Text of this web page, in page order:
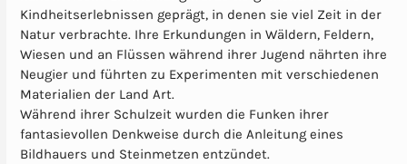
Kindheitserlebnissen geprägt, in denen sie viel Zeit in der
Natur verbrachte. Ihre Erkundungen in Wäldern, Feldern,
Wiesen und an Flüssen während ihrer Jugend nährten ihre
Neugier und führten zu Experimenten mit verschiedenen
Materialien der Land Art.
Während ihrer Schulzeit wurden die Funken ihrer
fantasievollen Denkweise durch die Anleitung eines
Bildhauers und Steinmetzen entzündet.